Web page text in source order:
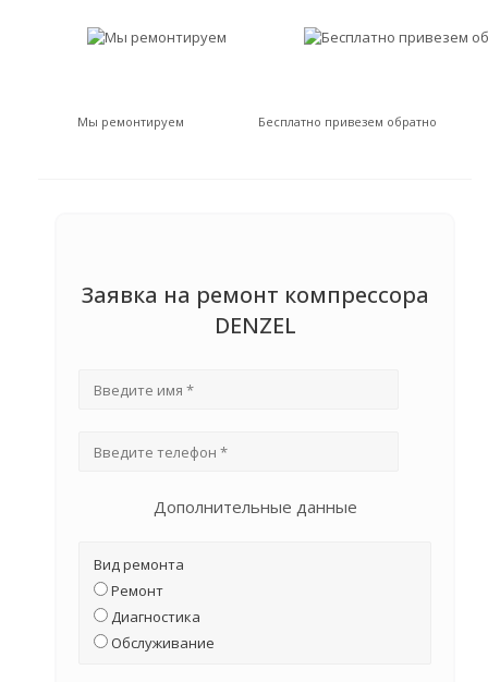
Мы ремонтируем Бесплатно привезем обратно
Заявка на ремонт компрессора
DENZEL
Дополнительные данные
Вид ремонта
Ремонт
Диагностика
Обслуживание